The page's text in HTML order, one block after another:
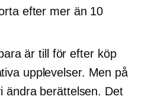
efter mer än 10
är till förefter köp
upplevelser. Men på
ändra berättelsen. Det